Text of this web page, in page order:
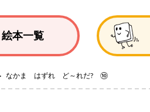
絵本一覧
なかま はずれ ど～れだ? ⑩